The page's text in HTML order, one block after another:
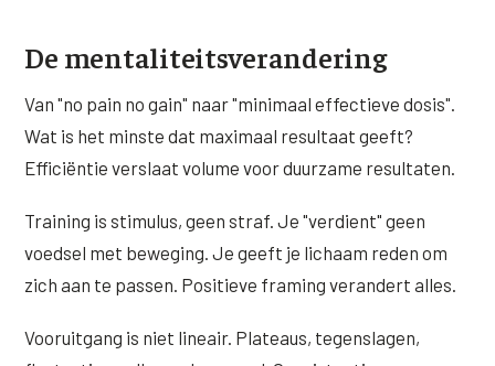
De mentaliteitsverandering
Van "no pain no gain" naar "minimaal effectieve dosis".
Wat is het minste dat maximaal resultaat geeft?
Efficiëntie verslaat volume voor duurzame resultaten.
Training is stimulus, geen straf. Je "verdient" geen
voedsel met beweging. Je geeft je lichaam reden om
zich aan te passen. Positieve framing verandert alles.
Vooruitgang is niet lineair. Plateaus, tegenslagen,